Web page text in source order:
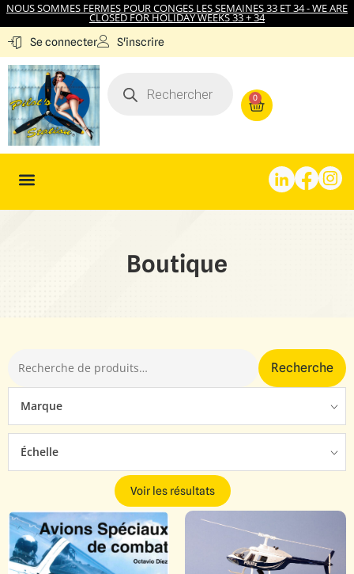
NOUS SOMMES FERMES POUR CONGES LES SEMAINES 33 ET 34 - WE ARE
CLOSED FOR HOLIDAY WEEKS 33 + 34
Se connecter S'inscrire
0
Boutique
Recherche
Marque
Échelle
Voir les résultats